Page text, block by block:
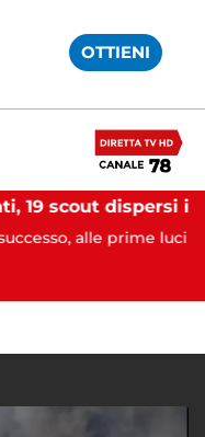
OTTIENI
Tramonti, 19 scout dispersi in montagna salvati dai vigili del fuoco
alle prime luci